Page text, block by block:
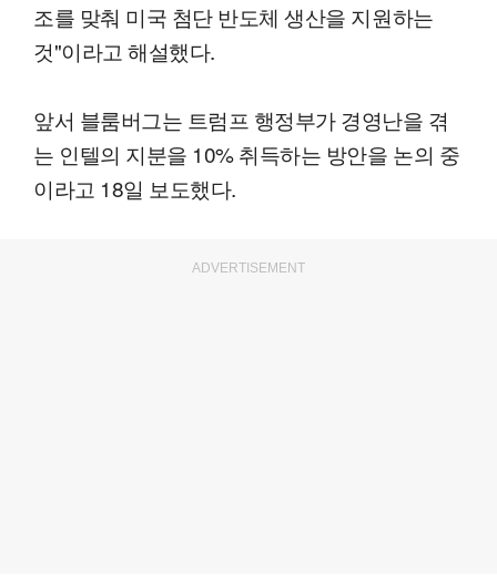
조를 맞춰 미국 첨단 반도체 생산을 지원하는
것"이라고 해설했다.
앞서 블룸버그는 트럼프 행정부가 경영난을 겪
는 인텔의 지분을 10% 취득하는 방안을 논의 중
이라고 18일 보도했다.
ADVERTISEMENT